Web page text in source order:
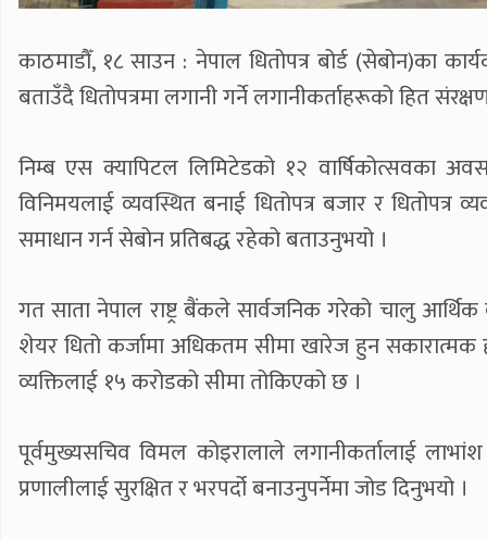
काठमाडौँ, १८ साउन : नेपाल धितोपत्र बोर्ड (सेबोन)का
बताउँदै धितोपत्रमा लगानी गर्ने लगानीकर्ताहरूको हित
निम्ब एस क्यापिटल लिमिटेडको १२ वार्षिकोत्सवका
विनिमयलाई व्यवस्थित बनाई धितोपत्र बजार र
समाधान गर्न सेबोन प्रतिबद्ध रहेको बताउनुभयो ।
गत साता नेपाल राष्ट्र बैंकले सार्वजनिक गरेको चालु
शेयर धितो कर्जामा अधिकतम सीमा खारेज हुन
व्यक्तिलाई १५ करोडको सीमा तोकिएको छ ।
पूर्वमुख्यसचिव विमल कोइरालाले लगानीकर्तालाई लाभांश
प्रणालीलाई सुरक्षित र भरपर्दो बनाउनुपर्नेमा जोड दिनुभयो ।